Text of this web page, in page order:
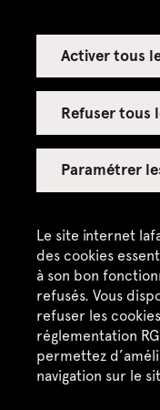
Le site internet
des cookies
à son bon
refusés. Vous
refuser les
réglementation
permettez
navigation sur le
Activer tous
Refuser tous
Paramétrer
Espace presse
Espace
Espace
Crédits
Mentions légales
Politique de
CGU / CGV
Plan du site